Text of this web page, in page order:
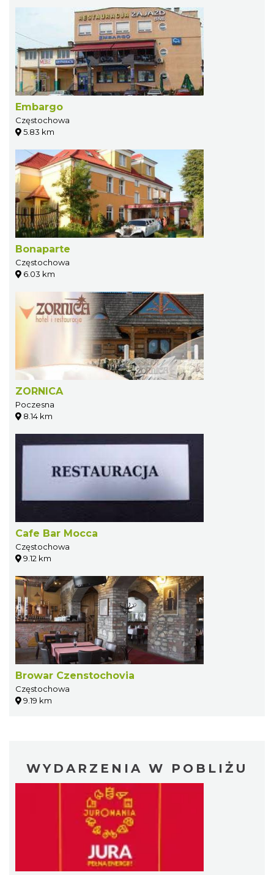
Embargo
Częstochowa
5.83 km
Bonaparte
Częstochowa
6.03 km
ZORNICA
Poczesna
8.14 km
Cafe Bar Mocca
Częstochowa
9.12 km
Browar Czenstochovia
Częstochowa
9.19 km
WYDARZENIA W POBLIŻU